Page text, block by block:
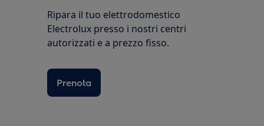
Ripara il tuo elettrodomestico
Electrolux presso i nostri centri
autorizzati e a prezzo fisso.
Prenota